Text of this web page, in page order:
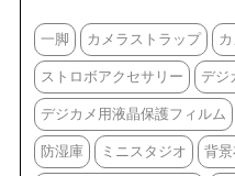
一脚 カメラストラップ
ストロボアクセサリー デジ
デジカメ用液晶保護フィルム
防湿庫 ミニスタジオ 背